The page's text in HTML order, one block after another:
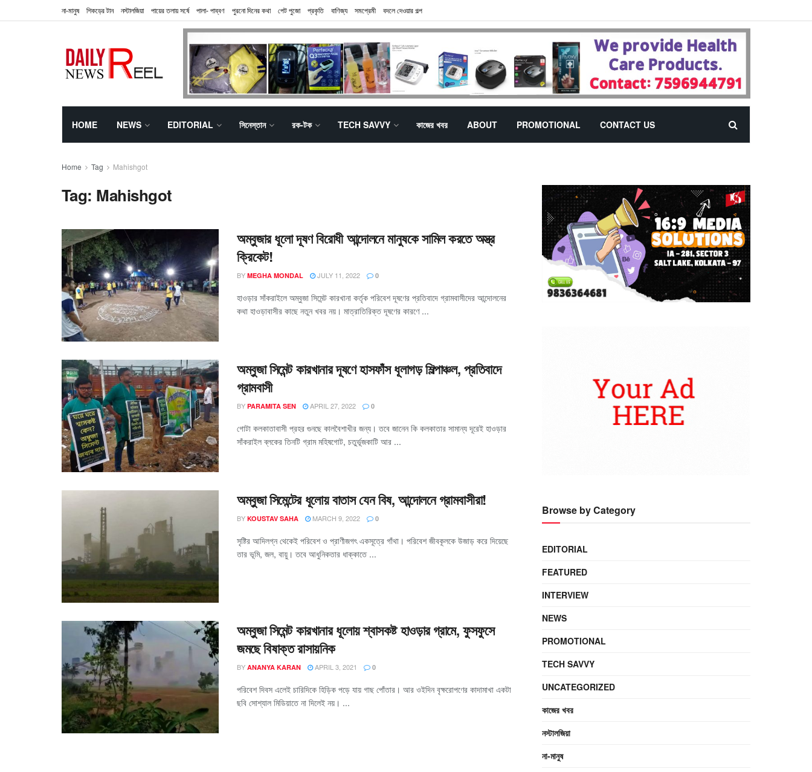
না-মানুষ শিকড়ের টান নস্টালজিয়া পায়ের তলায় সর্ষে পালা- পাব্বণ পুরনো দিনের কথা পেট পুজো প্রকৃতি বাণিজ্য সমপ্রেমী বদলে দেওয়ার গল্প
HOME NEWS EDITORIAL সিনেস্তান রক-টক TECH SAVVY কাজের খবর ABOUT PROMOTIONAL CONTACT US
Home Tag Mahishgot
Tag: Mahishgot
অম্বুজার ধূলো দূষণ বিরোধী আন্দোলনে মানুষকে সামিল করতে অস্ত্র
ক্রিকেট!
BY MEGHA MONDAL JULY 11, 2022 0
হাওড়ার সাঁকরাইলে অম্বুজা সিমেন্ট কারখানা কর্তৃক পরিবেশ দূষণের প্রতিবাদে গ্রামবাসীদের আন্দোলনের
কথা হাওড়াবাসীর কাছে নতুন খবর নয়। মাত্রাতিরিক্ত দূষণের কারণে ...
অম্বুজা সিমেন্ট কারখানার দূষণে হাসফাঁস ধূলাগড় শিল্পাঞ্চল, প্রতিবাদে
গ্রামবাসী
BY PARAMITA SEN APRIL 27, 2022 0
গোটা কলকাতাবাসী প্রহর গুনছে কালবৈশাখীর জন্য। তবে জানেন কি কলকাতার সামান্য দূরেই হাওড়ার
সাঁকরাইল ব্লকের তিনটি গ্রাম মহিষগোট, চতুর্ভূজকাটি আর ...
অম্বুজা সিমেন্টের ধূলোয় বাতাস যেন বিষ, আন্দোলনে গ্রামবাসীরা!
BY KOUSTAV SAHA MARCH 9, 2022 0
সৃষ্টির আদিলগ্ন থেকেই পরিবেশ ও প্রাণীজগৎ একসূত্রে গাঁথা। পরিবেশ জীবকূলকে উজাড় করে দিয়েছে
তার ভূমি, জল, বায়ু। তবে আধুনিকতার ধাক্কাতে ...
অম্বুজা সিমেন্ট কারখানার ধূলোয় শ্বাসকষ্ট হাওড়ার গ্রামে, ফুসফুসে
জমছে বিষাক্ত রাসায়নিক
BY ANANYA KARAN APRIL 3, 2021 0
পরিবেশ দিবস এলেই চারিদিকে হিড়িক পড়ে যায় গাছ পোঁতার। আর ওইদিন বৃক্ষরোপণের কাদামাখা একটা
ছবি সোশ্যাল মিডিয়াতে না দিলেই নয়। ...
Browse by Category
EDITORIAL
FEATURED
INTERVIEW
NEWS
PROMOTIONAL
TECH SAVVY
UNCATEGORIZED
কাজের খবর
নস্টালজিয়া
না-মানুষ